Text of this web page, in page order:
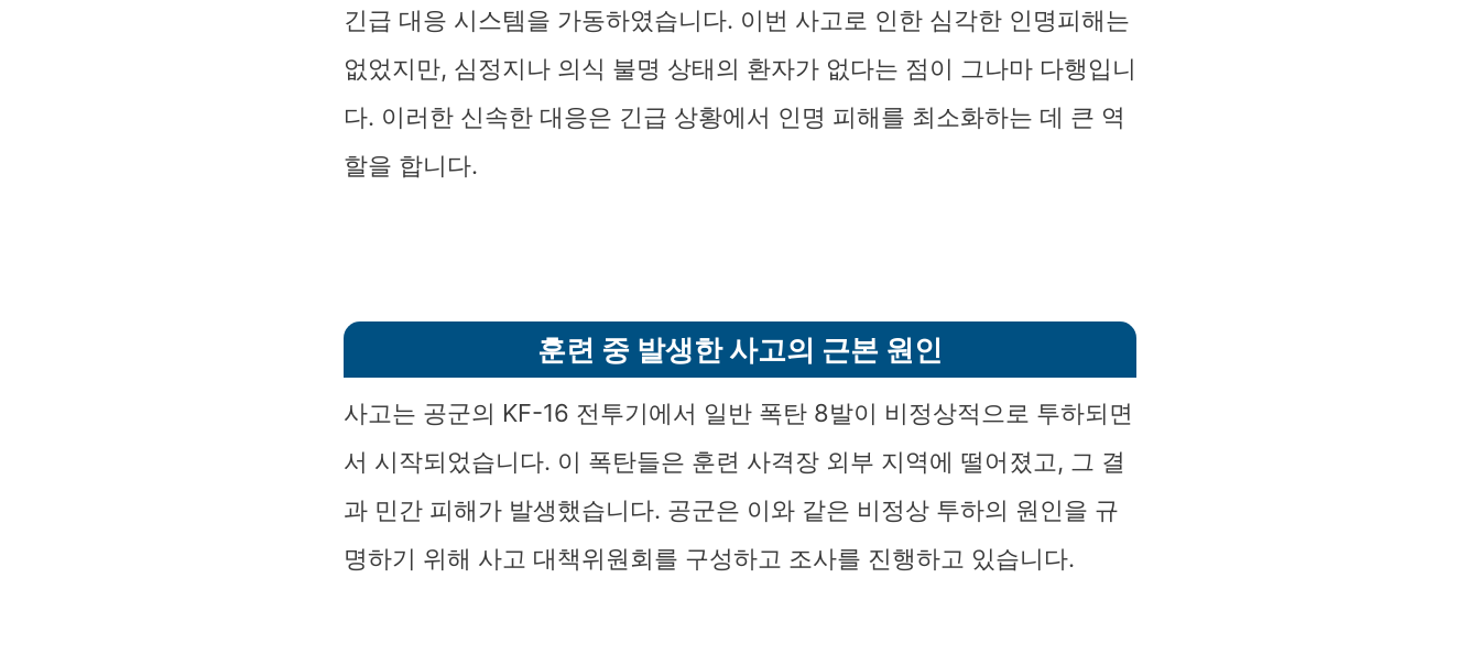
긴급 대응 시스템을 가동하였습니다. 이번 사고로 인한 심각한 인명피해는
없었지만, 심정지나 의식 불명 상태의 환자가 없다는 점이 그나마 다행입니
다. 이러한 신속한 대응은 긴급 상황에서 인명 피해를 최소화하는 데 큰 역
할을 합니다.
훈련 중 발생한 사고의 근본 원인
사고는 공군의 KF-16 전투기에서 일반 폭탄 8발이 비정상적으로 투하되면
서 시작되었습니다. 이 폭탄들은 훈련 사격장 외부 지역에 떨어졌고, 그 결
과 민간 피해가 발생했습니다. 공군은 이와 같은 비정상 투하의 원인을 규
명하기 위해 사고 대책위원회를 구성하고 조사를 진행하고 있습니다.